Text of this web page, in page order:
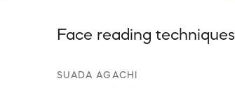
Face reading techniques
SUADA AGACHI